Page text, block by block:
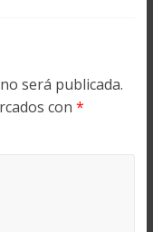
será publicada.
con *